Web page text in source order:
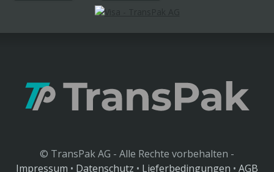
© TransPak AG - Alle Rechte vorbehalten -
Impressum • Datenschutz • Lieferbedingungen • AGB